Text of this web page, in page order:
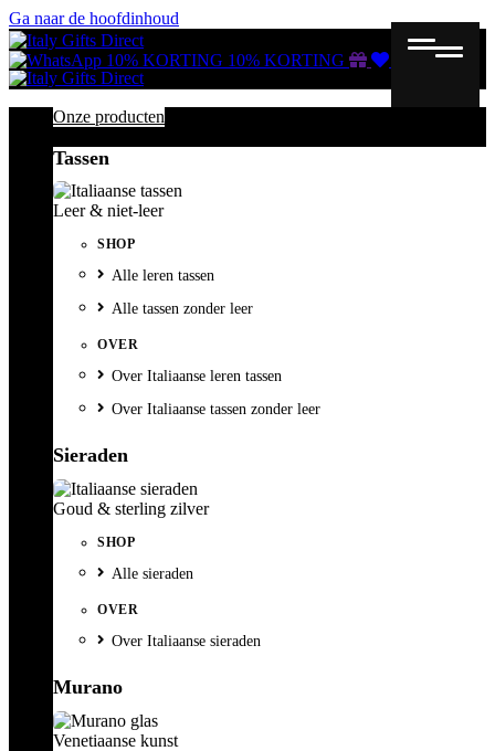
Ga naar de hoofdinhoud
10% KORTING 10% KORTING Gutscheine
Wunschliste
Warenkorb
Onze producten
Tassen
Leer & niet-leer
SHOP
Alle leren tassen
Alle tassen zonder leer
OVER
Over Italiaanse leren tassen
Over Italiaanse tassen zonder leer
Sieraden
Goud & sterling zilver
SHOP
Alle sieraden
OVER
Over Italiaanse sieraden
Murano
Venetiaanse kunst